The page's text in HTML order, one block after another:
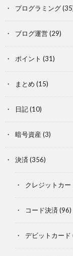
プログラミング
ブログ運営(29)
ポイント (31)
まとめ (15)
日記(10)
暗号資産 (3)
決済 (356)
クレジットカー
コード決済 (96)
デビットカード